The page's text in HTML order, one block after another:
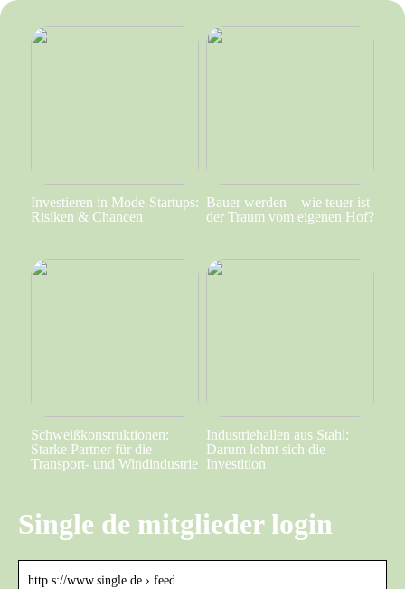
Investieren in Mode-Startups:
Risiken & Chancen
Bauer werden – wie teuer ist
der Traum vom eigenen Hof?
Schweißkonstruktionen:
Starke Partner für die
Transport- und Windindustrie
Industriehallen aus Stahl:
Darum lohnt sich die
Investition
Single de mitglieder login
http s://www.single.de › feed